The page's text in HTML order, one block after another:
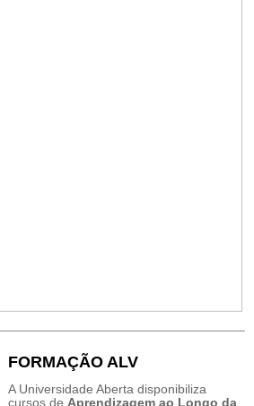
FORMAÇÃO ALV
A Universidade Aberta disponibiliza
cursos de Aprendizagem ao Longo da